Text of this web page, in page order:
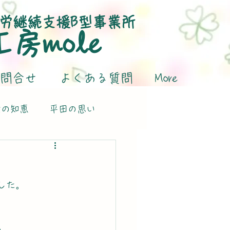
合せ よくある質問 More
継続支援B型事業所
房mole
知恵 平田の思い
。